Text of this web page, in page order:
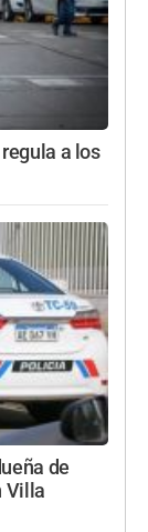
a los
de
Villa